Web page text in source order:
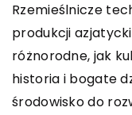
Rzemieślnicze
produkcji
różnorodne, jak
historia i bogate
środowisko do